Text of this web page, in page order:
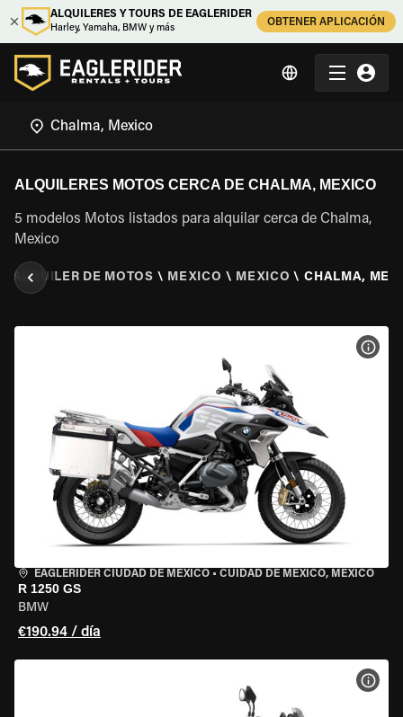
ALQUILERES Y TOURS DE EAGLERIDER
Harley, Yamaha, BMW y más
OBTENER APLICACIÓN
ALQUILERES MOTOS CERCA DE CHALMA, MEXICO
5 modelos Motos listados para alquilar cerca de Chalma,
Mexico
ALQUILER DE MOTOS \ MEXICO \ MEXICO \ CHALMA,
EAGLERIDER CIUDAD DE MÉXICO • CUIDAD DE MEXICO, MEXICO
R 1250 GS
BMW
€190.94 / día
VER
VER